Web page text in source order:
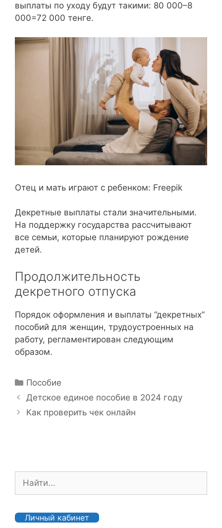
выплаты по уходу будут такими: 80 000–8
000=72 000 тенге.
Отец и мать играют с ребенком: Freepik
Декретные выплаты стали значительными.
На поддержку государства рассчитывают
все семьи, которые планируют рождение
детей.
Продолжительность
декретного отпуска
Порядок оформления и выплаты “декретных”
пособий для женщин, трудоустроенных на
работу, регламентирован следующим
образом.
Р
у
р
Пособие
Н
а
ц
я
а
Детское единое пособие в 2024 году
Как проверить чек онлайн
с Личный кабинет